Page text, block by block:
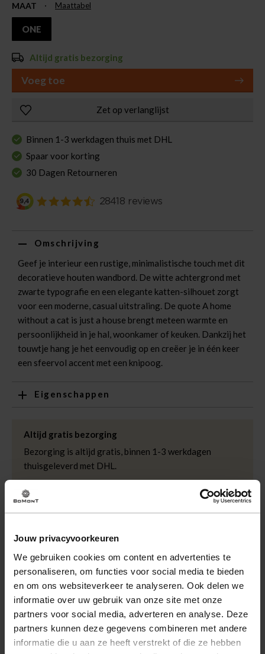
Jouw privacyvoorkeuren
We gebruiken cookies om content en advertenties te
personaliseren, om functies voor social media te bieden
en om ons websiteverkeer te analyseren. Ook delen we
informatie over uw gebruik van onze site met onze
partners voor social media, adverteren en analyse. Deze
partners kunnen deze gegevens combineren met andere
informatie die u aan ze heeft verstrekt of die ze hebben
MAAT Maattabel
ONE
Altijd gratis bezorging
Voeg toe
Zet op verlanglijst
Binnen 1-3 werkdagen thuis met DHL
Spaar voor korting
30 Dagen Retourneren
Eigenschappen
Leveranciersnummer
Categorie
Wanddecoratie
Merk
Kwaliteit
Omschrijving
Geef je interieur een rustige, minimalistische touch met dit
decoratieve houten wandbord. De witte achtergrond met
zwarte typografie en een elegante katten-silhouet zorgt
voor een moderne, casual uitstraling. De quote A home
without a cat is just a house brengt meteen warmte en
persoonlijkheid in je hal, woonkamer of keuken. Dankzij het
touwtje hang je het eenvoudig op en creëer je in één keer
een sfeervol accent met een knipoog.
Altijd gratis bezorging
Bezorging is altijd gratis, binnen 1-3 werkdagen
thuisgeleverd met DHL.
Retourneren
Binnen 30 dagen eenvoudig retourneren via DHL voor
Bomont winkels kunt u ook gratis retourneren.
Betalen
iDeal, Riverty (Afterpay), creditcard of Paypal, kies zelf
één van de vele betaalopties.
5% Spaarbonus
Besteed € 100,- binnen een half jaar en krijg € 5,- retour
in de vorm van een waardecheque. Log in je account en